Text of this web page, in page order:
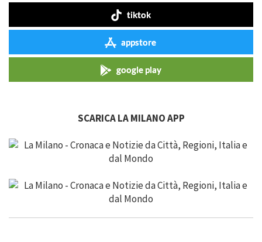
tiktok
appstore
google play
SCARICA LA MILANO APP